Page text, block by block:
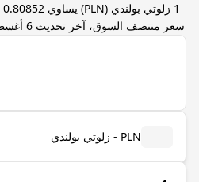
1 زلوتي بولندي (
PLN) يساوي 0.80852
سعر منتصف السوق، آخر تحديث6 أغسطس 2026 في 11:50 ص UTC
PLN - زلوتي بولندي